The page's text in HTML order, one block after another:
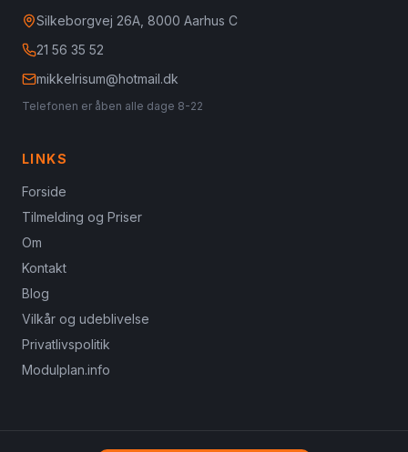
Silkeborgvej 26A, 8000 Aarhus C
21 56 35 52
mikkelrisum@hotmail.dk
Telefonen er åben alle dage 8-22
LINKS
Forside
Tilmelding og Priser
Om
Kontakt
Blog
Vilkår og udeblivelse
Privatlivspolitik
Modulplan.info